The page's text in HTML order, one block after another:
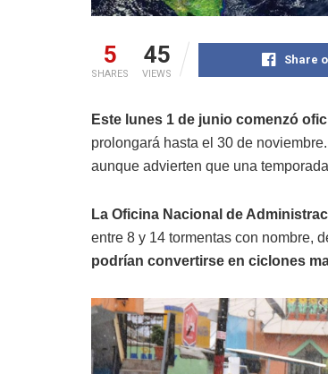
5
SHARES
45
VIEWS
Share
Este lunes 1 de junio comenzó
prolongará hasta el 30 de
aunque advierten que una
La Oficina Nacional de
entre 8 y 14 tormentas con nombre,
podrían convertirse en ciclones